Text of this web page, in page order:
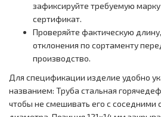
зафиксируйте требуемую марку
сертификат.
Проверяйте фактическую
отклонения по сортаменту
производство.
Для спецификации изделие удобно
названием: Труба стальная
чтобы не смешивать его с соседними